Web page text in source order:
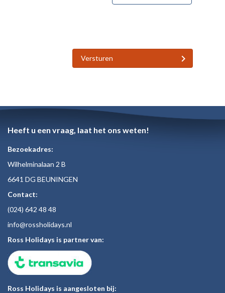
Versturen
Heeft u een vraag, laat het ons weten!
Bezoekadres:
Wilhelminalaan 2 B
6641 DG BEUNINGEN
Contact:
(024) 642 48 48
info@rossholidays.nl
Ross Holidays is partner van:
Ross Holidays is aangesloten bij: